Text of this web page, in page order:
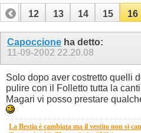
11 12 13 14 15 16
31
Capoccione ha detto:
11-09-2002 22.20.08
Solo dopo aver costretto quelli
pulire con il Folletto tutta la
Magari vi posso prestare
La Bestia è cambiata ma il vestito non si